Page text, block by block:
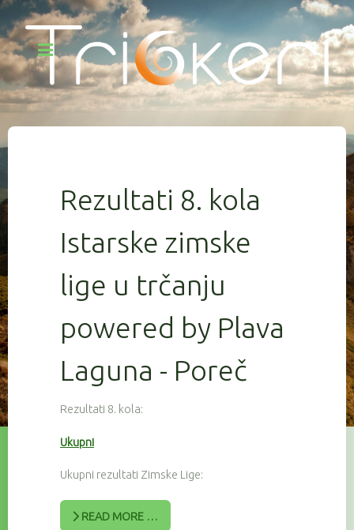
Rezultati 8. kola
Istarske zimske
lige u trčanju
powered by Plava
Laguna - Poreč
Rezultati 8. kola:
Ukupni
Ukupni rezultati Zimske Lige:
READ MORE …